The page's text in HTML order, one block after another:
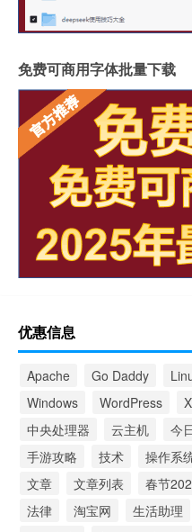
免费可商用字体批量下载
优惠信息
Apache Go Daddy
Windows
WordPress
中央处理器
云主机 今
手游攻略
技术 操作系
文章
文章列表 春节
法律
淘宝网 生活助理